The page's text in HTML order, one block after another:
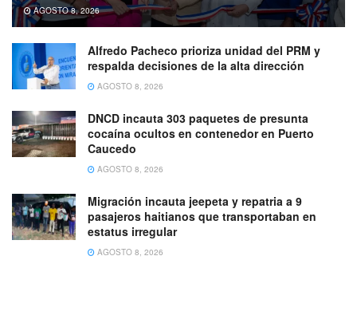
AGOSTO 8, 2026
Alfredo Pacheco prioriza unidad del PRM y
respalda decisiones de la alta dirección
AGOSTO 8, 2026
DNCD incauta 303 paquetes de presunta
cocaína ocultos en contenedor en Puerto
Caucedo
AGOSTO 8, 2026
Migración incauta jeepeta y repatria a 9
pasajeros haitianos que transportaban en
estatus irregular
AGOSTO 8, 2026